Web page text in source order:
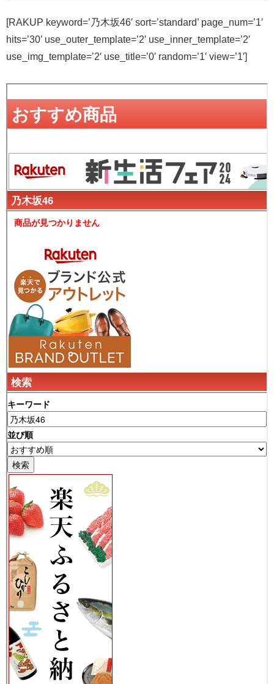
[RAKUP keyword=’乃木坂46′ sort=’standard’ page_num=’1′
hits=’30’ use_outer_template=’2′ use_inner_template=’2′
use_img_template=’2′ use_title=’0′ random=’1′ view=’1′]